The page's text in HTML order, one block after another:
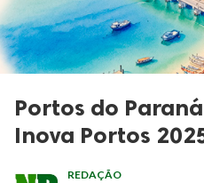
Portos do
Inova Portos
REDAÇÃO